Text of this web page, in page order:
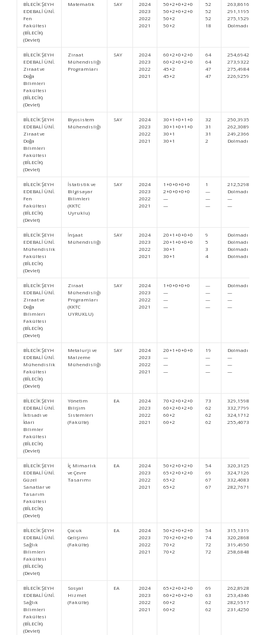
BİLECİK ŞEYH
EDEBALİ ÜNİ.
Fen
Fakültesi
(BİLECİK)
(Devlet)
Matematik SAY
2024
2023
2022
2021
50+2+0+2+0
50+2+0+2+0
50+2
50+2
52
52
52
18
263,86168
291,11956
275,15295
Dolmadı
BİLECİK ŞEYH
EDEBALİ ÜNİ.
Ziraat ve
Doğa
Bilimleri
Fakültesi
(BİLECİK)
(Devlet)
Ziraat
Mühendisliği
Programları
SAY
2024
2023
2022
2021
60+2+0+2+0
60+2+0+2+0
45+2
45+2
64
64
47
47
254,69429
273,93228
275,49843
226,92597
BİLECİK ŞEYH
EDEBALİ ÜNİ.
Ziraat ve
Doğa
Bilimleri
Fakültesi
(BİLECİK)
(Devlet)
Biyosistem
Mühendisliği
SAY
2024
2023
2022
2021
30+1+0+1+0
30+1+0+1+0
30+1
30+1
32
31
31
2
250,39353
262,30899
249,23666
Dolmadı
BİLECİK ŞEYH
EDEBALİ ÜNİ.
Fen
Fakültesi
(BİLECİK)
(Devlet)
İstatistik ve
Bilgisayar
Bilimleri
(KKTC
Uyruklu)
SAY
2024
2023
2022
2021
1+0+0+0+0
2+0+0+0+0
—
—
1
—
—
—
212,52987
Dolmadı
—
—
BİLECİK ŞEYH
EDEBALİ ÜNİ.
Mühendislik
Fakültesi
(BİLECİK)
(Devlet)
İnşaat
Mühendisliği
SAY
2024
2023
2022
2021
20+1+0+0+0
20+1+0+0+0
30+1
30+1
9
5
3
4
Dolmadı
Dolmadı
Dolmadı
Dolmadı
BİLECİK ŞEYH
EDEBALİ ÜNİ.
Ziraat ve
Doğa
Bilimleri
Fakültesi
(BİLECİK)
(Devlet)
Ziraat
Mühendisliği
Programları
(KKTC
UYRUKLU)
SAY
2024
2023
2022
2021
1+0+0+0+0
—
—
—
—
—
—
—
Dolmadı
—
—
—
BİLECİK ŞEYH
EDEBALİ ÜNİ.
Mühendislik
Fakültesi
(BİLECİK)
(Devlet)
Metalurji ve
Malzeme
Mühendisliği
SAY
2024
2023
2022
2021
20+1+0+0+0
—
—
—
19
—
—
—
Dolmadı
—
—
—
BİLECİK ŞEYH
EDEBALİ ÜNİ.
İktisadi ve
İdari
Bilimler
Fakültesi
(BİLECİK)
(Devlet)
Yönetim
Bilişim
Sistemleri
(Fakülte)
EA
2024
2023
2022
2021
70+2+0+2+0
60+2+0+2+0
60+2
60+2
73
62
62
62
329,15982
332,77996
324,17128
255,40736
BİLECİK ŞEYH
EDEBALİ ÜNİ.
Güzel
Sanatlar ve
Tasarım
Fakültesi
(BİLECİK)
(Devlet)
İç Mimarlık
ve Çevre
Tasarımı
EA
2024
2023
2022
2021
50+2+0+2+0
65+2+0+2+0
65+2
65+2
54
69
67
67
320,31256
324,71264
332,40839
282,76718
BİLECİK ŞEYH
EDEBALİ ÜNİ.
Sağlık
Bilimleri
Fakültesi
(BİLECİK)
(Devlet)
Çocuk
Gelişimi
(Fakülte)
EA
2024
2023
2022
2021
50+2+0+2+0
70+2+0+2+0
70+2
70+2
54
74
72
72
315,13197
320,28685
319,49501
258,68487
BİLECİK ŞEYH
EDEBALİ ÜNİ.
Sağlık
Bilimleri
Fakültesi
(BİLECİK)
(Devlet)
Sosyal
Hizmet
(Fakülte)
EA
2024
2023
2022
2021
65+2+0+2+0
60+2+0+2+0
60+2
60+2
69
63
62
62
262,89288
253,43466
282,95177
231,42505